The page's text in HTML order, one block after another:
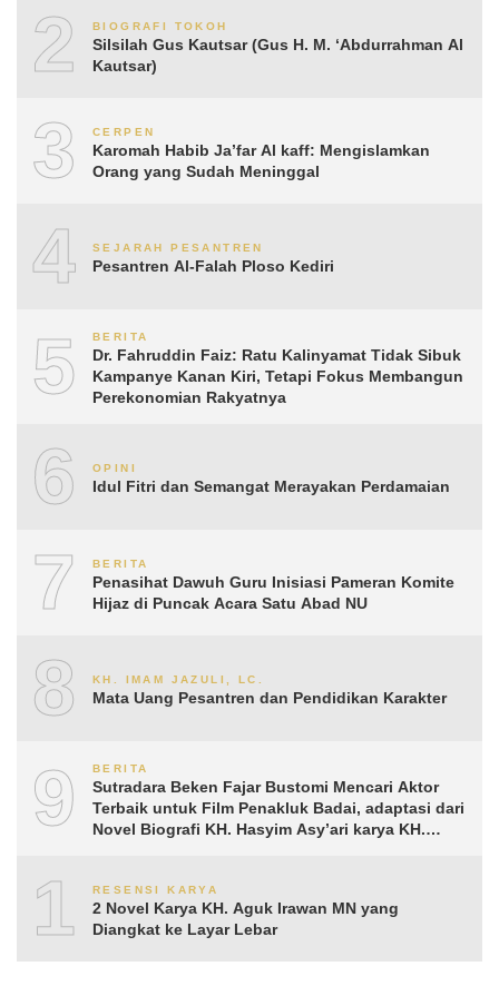
2 BIOGRAFI TOKOH
Silsilah Gus Kautsar (Gus H. M. ‘Abdurrahman Al
Kautsar)
3 CERPEN
Karomah Habib Ja’far Al kaff: Mengislamkan
Orang yang Sudah Meninggal
4 SEJARAH PESANTREN
Pesantren Al-Falah Ploso Kediri
5 BERITA
Dr. Fahruddin Faiz: Ratu Kalinyamat Tidak Sibuk
Kampanye Kanan Kiri, Tetapi Fokus Membangun
Perekonomian Rakyatnya
6 OPINI
Idul Fitri dan Semangat Merayakan Perdamaian
7 BERITA
Penasihat Dawuh Guru Inisiasi Pameran Komite
Hijaz di Puncak Acara Satu Abad NU
8 KH. IMAM JAZULI, LC.
Mata Uang Pesantren dan Pendidikan Karakter
9 BERITA
Sutradara Beken Fajar Bustomi Mencari Aktor
Terbaik untuk Film Penakluk Badai, adaptasi dari
Novel Biografi KH. Hasyim Asy’ari karya KH.
10RESENSI KARYA
2 Novel Karya KH. Aguk Irawan MN yang
Diangkat ke Layar Lebar